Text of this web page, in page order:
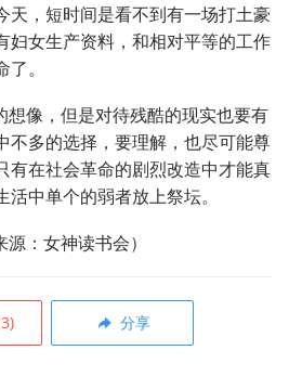
天，短时间是看不到有一场打土豪
妇女生产资料，和相对平等的工作
。
想像，但是对待残酷的现实也要有
不多的选择，要理解，也尽可能尊
有在社会革命的剧烈改造中才能真
中单个的弱者放上祭坛。
源：女神读书会）
) 分享